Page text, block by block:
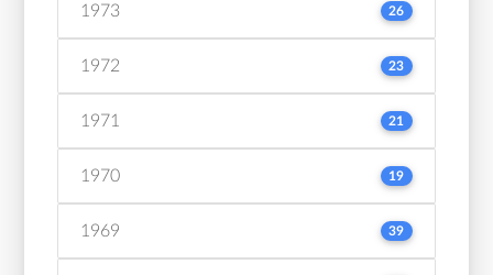
1973 26
1972 23
1971 21
1970 19
1969 39